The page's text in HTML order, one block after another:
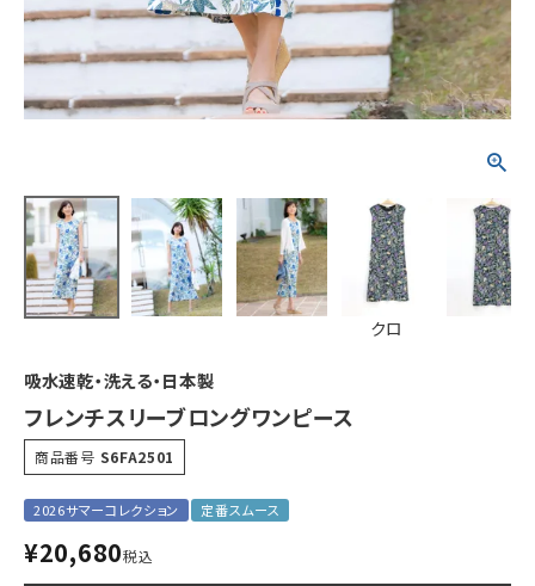
クロ
吸水速乾・洗える・日本製
フレンチスリーブロングワンピース
商品番号 S6FA2501
2026サマーコレクション 定番スムース
¥20,680税込